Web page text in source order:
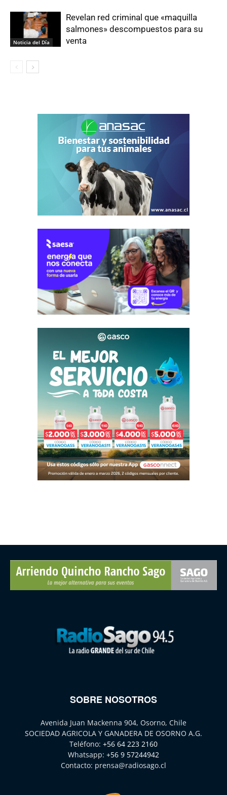
Noticia del Día
Revelan red criminal que «maquilla
salmones» descompuestos para su
venta
SOBRE NOSOTROS
Avenida Juan Mackenna 904, Osorno, Chile
SOCIEDAD AGRICOLA Y GANADERA DE OSORNO A.G.
Teléfono: +56 64 223 2160
Whatsapp: +56 9 57244942
Contacto: prensa@radiosago.cl